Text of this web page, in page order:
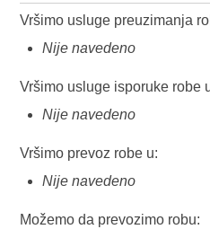
Vršimo usluge preuzimanja
Nije navedeno
Vršimo usluge isporuke robe
Nije navedeno
Vršimo prevoz robe u:
Nije navedeno
Možemo da prevozimo robu: